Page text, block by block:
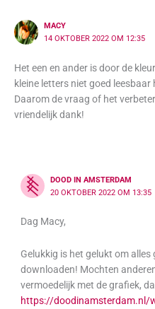
MACY
14 OKTOBER 2022 OM 12:35
Het een en ander is door de
kleine letters niet goed leesbaar
Daarom de vraag of het
vriendelijk dank!
DOOD IN AMSTERDAM
20 OKTOBER 2022 OM 13:35
Dag Macy,
Gelukkig is het gelukt om
downloaden! Mochten
vermoedelijk met de grafiek,
https://doodinamsterdam.nl/